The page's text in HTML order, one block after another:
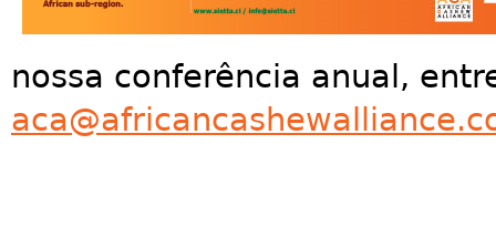
nossa conferência anual,